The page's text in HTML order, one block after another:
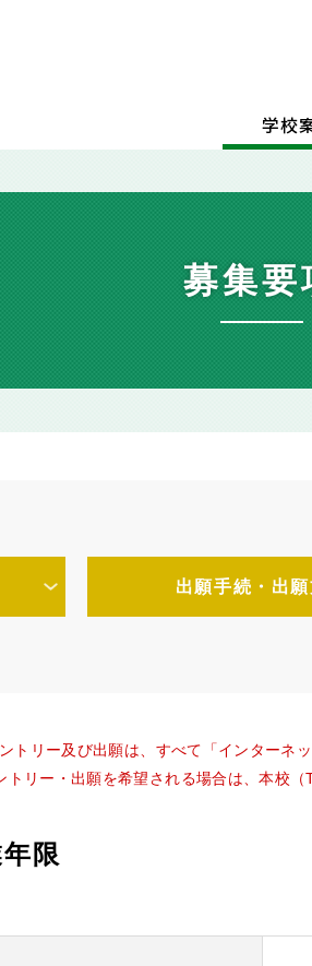
学校
募集要
出願手続・出
トリー及び出願は、すべて「インターネ
リー・出願を希望される場合は、本校（
限